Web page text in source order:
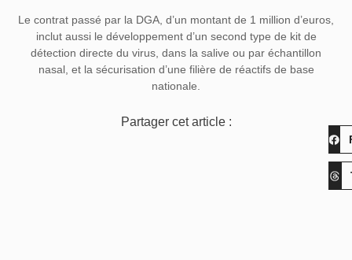
Le contrat passé par la DGA, d’un montant de 1 million d’euros,
inclut aussi le développement d’un second type de kit de
détection directe du virus, dans la salive ou par échantillon
nasal, et la sécurisation d’une filière de réactifs de base
nationale.
Partager cet article :